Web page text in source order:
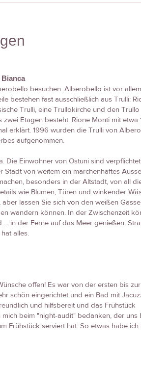
besuchen. Alberobello ist vor
bestehen fast ausschließlich aus Trulli:
Trulli, eine Trullokirche und den Trullo
Etagen besteht. Rione Monti mit etwa
erklärt. 1996 wurden die Trulli von
aufgenommen.
Die Einwohner von Ostuni sind
Stadt von weitem ein märchenhaftes
besonders in der Altstadt, von all
wie Blumen, Türen und winkender
lassen Sie sich von den weißen
wandern können. In der Zwischenzeit
in der Ferne auf das Meer genießen.
alles.
offen! Es war von der ersten bis
schön eingerichtet und ein Bad mit
und hilfsbereit und das Frühstück
beim "night-audit" bedanken, der uns
Frühstück serviert hat. So etwas habe ich